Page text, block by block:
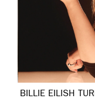
BILLIE EILISH